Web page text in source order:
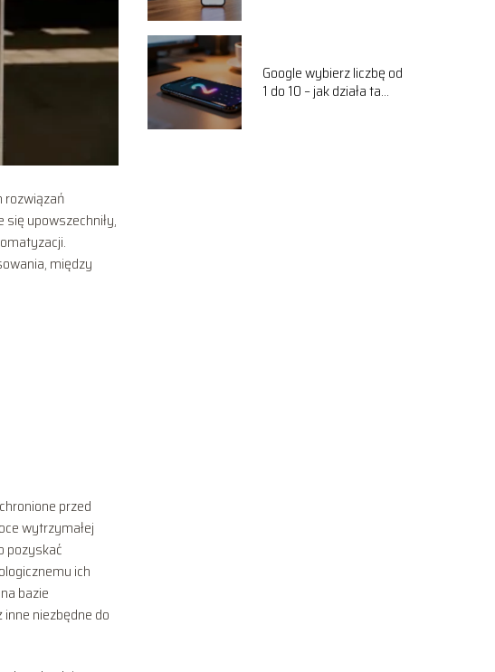
rozwiązań
upowszechniły,
między
przed
wytrzymałej
pozyskać
ich
bazie
niezbędne do
Google wybierz liczbę od
1 do 10 – jak działa ta